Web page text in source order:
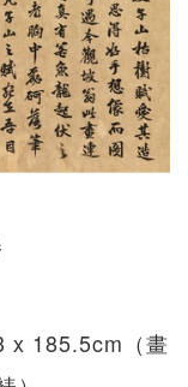
x 185.5cm（畫